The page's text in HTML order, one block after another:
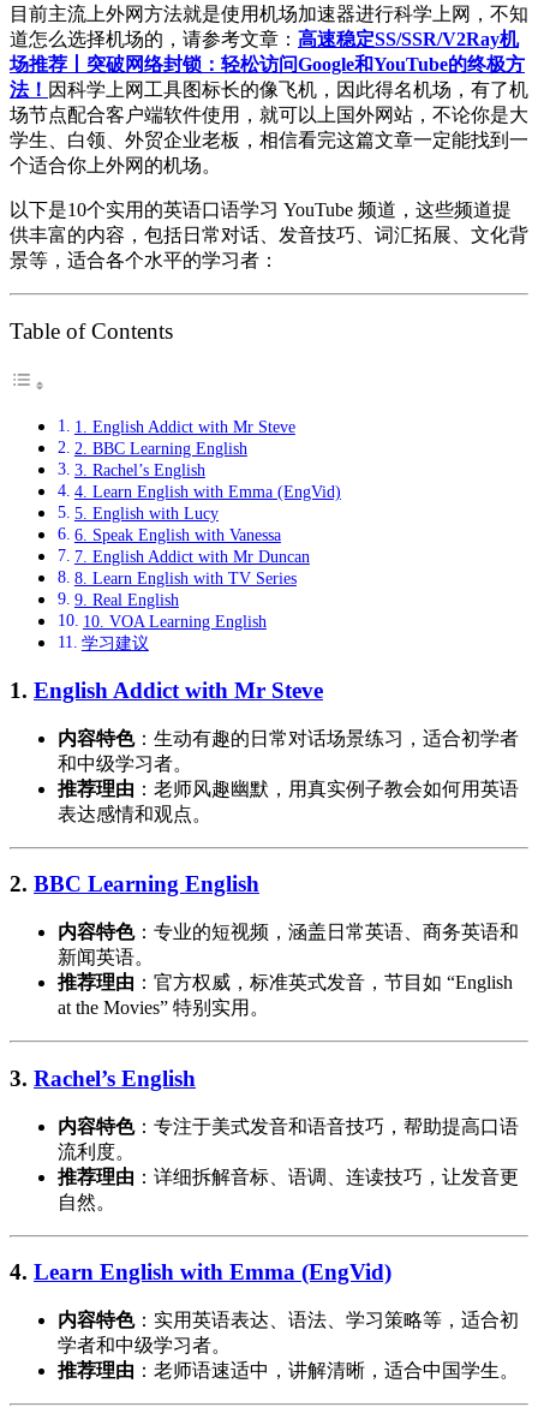
目前主流上外网方法就是使用机场加速器进行科学上网，不知
道怎么选择机场的，请参考文章： 高速稳定SS/SSR/V2Ray机
场推荐丨突破网络封锁：轻松访问Google和YouTube的终极方
法！ 因科学上网工具图标长的像飞机，因此得名机场，有了机
场节点配合客户端软件使用，就可以上国外网站，不论你是大
学生、白领、外贸企业老板，相信看完这篇文章一定能找到一
个适合你上外网的机场。
以下是10个实用的英语口语学习 YouTube 频道，这些频道提
供丰富的内容，包括日常对话、发音技巧、词汇拓展、文化背
景等，适合各个水平的学习者：
Table of Contents
1. English Addict with Mr Steve
2. BBC Learning English
3. Rachel’s English
4. Learn English with Emma (EngVid)
5. English with Lucy
6. Speak English with Vanessa
7. English Addict with Mr Duncan
8. Learn English with TV Series
9. Real English
10. VOA Learning English
学习建议
1. English Addict with Mr Steve
内容特色：生动有趣的日常对话场景练习，适合初学者
和中级学习者。
推荐理由 ：老师风趣幽默，用真实例子教会如何用英语
表达感情和观点。
2. BBC Learning English
内容特色：专业的短视频，涵盖日常英语、商务英语和
新闻英语。
推荐理由 ：官方权威，标准英式发音，节目如 “English
at the Movies” 特别实用。
3. Rachel’s English
内容特色：专注于美式发音和语音技巧，帮助提高口语
流利度。
推荐理由 ：详细拆解音标、语调、连读技巧，让发音更
自然。
4. Learn English with Emma (EngVid)
内容特色：实用英语表达、语法、学习策略等，适合初
学者和中级学习者。
推荐理由 ：老师语速适中，讲解清晰，适合中国学生。